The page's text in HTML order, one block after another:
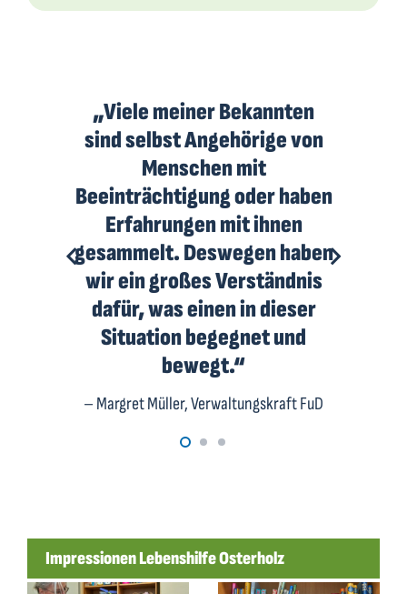
„Viele meiner Bekannten
sind selbst Angehörige von
Menschen mit
Beeinträchtigung oder haben
Erfahrungen mit ihnen
gesammelt. Deswegen haben
wir ein großes Verständnis
dafür, was einen in dieser
Situation begegnet und
bewegt.“
– Margret Müller, Verwaltungskraft FuD
Impressionen Lebenshilfe Osterholz